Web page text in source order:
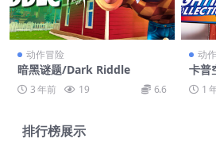
动作冒险
暗黑谜题/Dark Riddle
3 年前 19 6.6
动
卡普
m1
排行榜展示